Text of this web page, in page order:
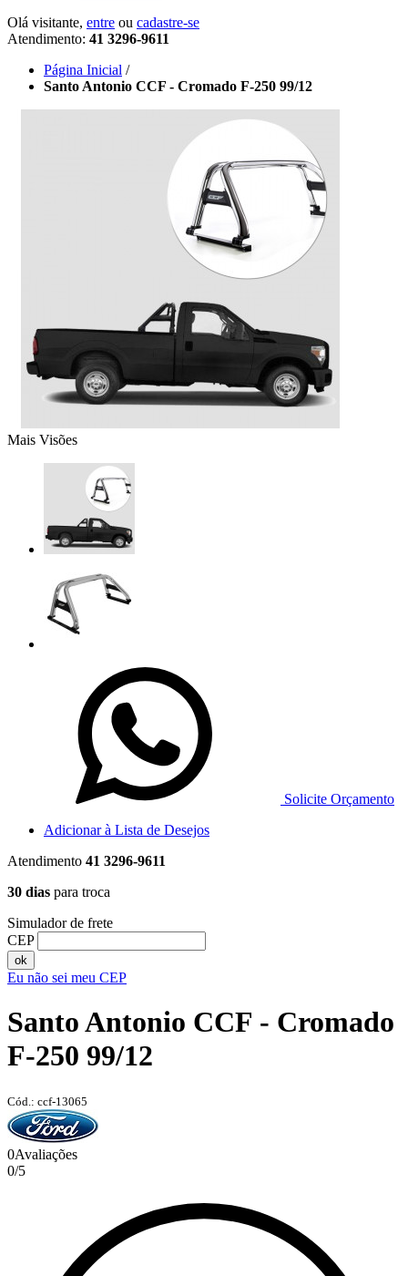
Olá visitante, entre ou cadastre-se
Atendimento: 41 3296-9611
Página Inicial /
Santo Antonio CCF - Cromado F-250 99/12
Mais Visões
Solicite Orçamento
Adicionar à Lista de Desejos
Atendimento 41 3296-9611
30 dias para troca
Simulador de frete
CEP
ok
Eu não sei meu CEP
Santo Antonio CCF - Cromado
F-250 99/12
Cód.: ccf-13065
0Avaliações
0/5